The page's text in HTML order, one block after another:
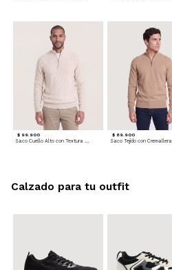
$ 99.900 $ 89.900
Saco Tejido con Cremallera
Calzado para tu outfit